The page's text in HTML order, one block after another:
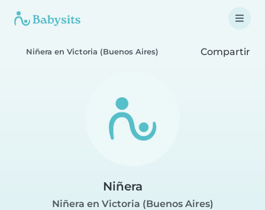
Niñera en Victoria (Buenos Aires) Compartir
Niñera
Niñera en Victoria (Buenos Aires)